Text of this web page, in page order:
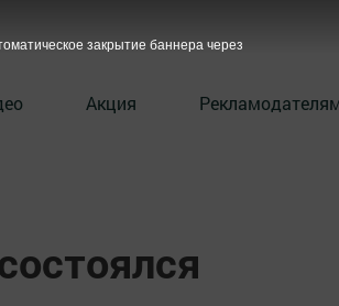
Акция
закрытие баннера через